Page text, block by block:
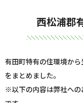
西松浦郡
有田町特有の住環境か
をまとめました。
※以下の内容は弊社への